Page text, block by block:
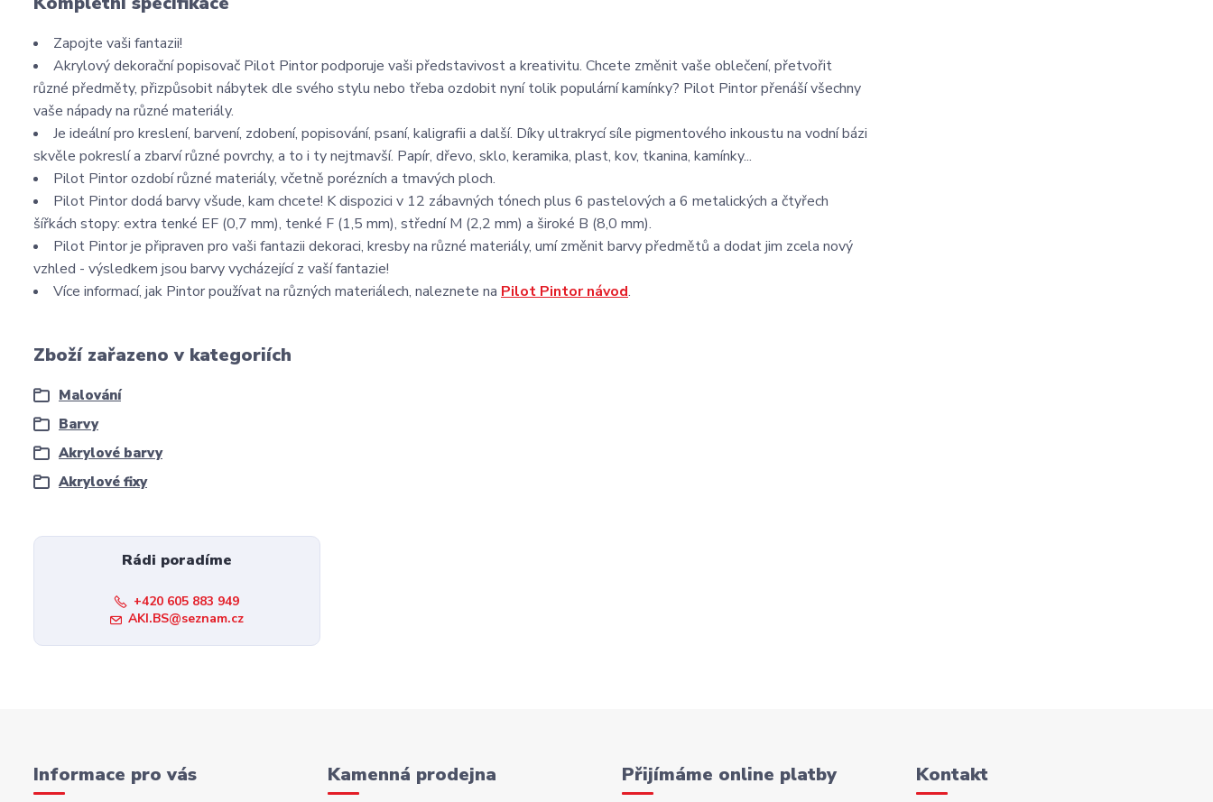
Zapojte vaši fantazii!
Akrylový dekorační popisovač Pilot Pintor podporuje vaši představivost a kreativitu. Chcete změnit vaše oblečení, přetvořit
různé předměty, přizpůsobit nábytek dle svého stylu nebo třeba ozdobit nyní tolik populární kamínky? Pilot Pintor přenáší všechny
vaše nápady na různé materiály.
Je ideální pro kreslení, barvení, zdobení, popisování, psaní, kaligrafii a další. Díky ultrakrycí síle pigmentového inkoustu na vodní bázi
skvěle pokreslí a zbarví různé povrchy, a to i ty nejtmavší. Papír, dřevo, sklo, keramika, plast, kov, tkanina, kamínky...
Pilot Pintor ozdobí různé materiály, včetně porézních a tmavých ploch.
Pilot Pintor dodá barvy všude, kam chcete! K dispozici v 12 zábavných tónech plus 6 pastelových a 6 metalických a čtyřech
šířkách stopy: extra tenké EF (0,7 mm), tenké F (1,5 mm), střední M (2,2 mm) a široké B (8,0 mm).
Pilot Pintor je připraven pro vaši fantazii dekoraci, kresby na různé materiály, umí změnit barvy předmětů a dodat jim zcela nový
vzhled - výsledkem jsou barvy vycházející z vaší fantazie!
Více informací, jak Pintor používat na různých materiálech, naleznete na Pilot Pintor návod.
Zboží zařazeno v kategoriích
Malování
Barvy
Akrylové barvy
Akrylové fixy
Rádi poradíme
+420 605 883 949
AKI.BS@seznam.cz
Informace pro vás Kamenná prodejna Přijímáme online platby Kontakt